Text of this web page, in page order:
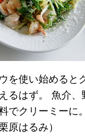
を使い始めると
るはず。 魚介、
でクリーミーに
原はるみ）